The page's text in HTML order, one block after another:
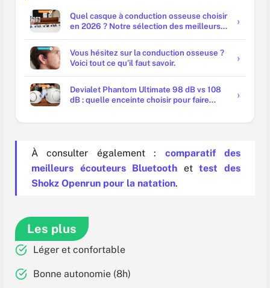
Quel casque à conduction osseuse choisir
en 2026 ? Notre sélection des meilleurs
Vous hésitez sur la conduction osseuse ?
Voici tout ce qu’il faut savoir.
Devialet Phantom Ultimate 98 dB vs 108
dB : quelle enceinte choisir pour faire
À consulter également : comparatif des
meilleurs écouteurs Bluetooth ettest des
Shokz Openrun pour la natation.
Les plus
Léger et confortable
Bonne autonomie (8h)